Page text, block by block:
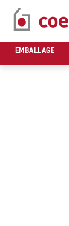
Aller
au
contenu
EMBALLAGE